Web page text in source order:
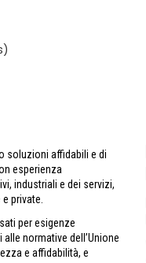
soluzioni affidabili e di
esperienza
industriali e dei servizi,
private.
per esigenze
normative dell’Unione
e affidabilità, e